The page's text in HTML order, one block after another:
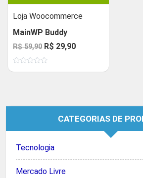
Loja Woocommerce
MainWP Buddy
R$59,90 O
preço
original
R$ 29,90O
atual
CATEGORIAS DE
Tecnologia
Mercado Livre